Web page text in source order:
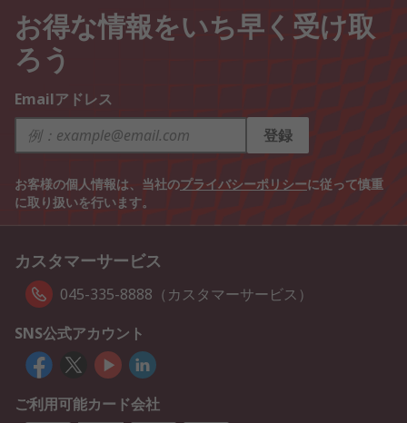
お得な情報をいち早く受け取
ろう
Emailアドレス
登録
お客様の個人情報は、当社のプライバシーポリシーに従って慎重
に取り扱いを行います。
カスタマーサービス
045-335-8888（カスタマーサービス）
SNS公式アカウント
ご利用可能カード会社